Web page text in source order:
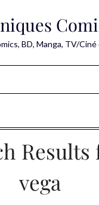
BD, Manga, TV/
Results
vega